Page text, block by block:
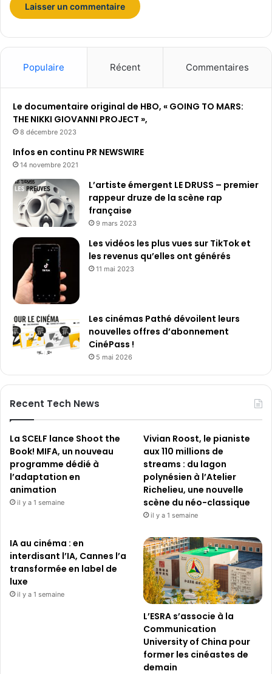
Populaire Récent Commentaires
Le documentaire original de HBO, « GOING TO MARS:
THE NIKKI GIOVANNI PROJECT »,
8 décembre 2023
Infos en continu PR NEWSWIRE
14 novembre 2021
L’artiste émergent LE DRUSS – premier
rappeur druze de la scène rap
française
9 mars 2023
Les vidéos les plus vues sur TikTok et
les revenus qu’elles ont générés
11 mai 2023
Les cinémas Pathé dévoilent leurs
nouvelles offres d’abonnement
CinéPass !
5 mai 2026
Recent Tech News
La SCELF lance Shoot the
Book! MIFA, un nouveau
programme dédié à
l’adaptation en
animation
il y a 1 semaine
Vivian Roost, le pianiste
aux 110 millions de
streams : du lagon
polynésien à l’Atelier
Richelieu, une nouvelle
scène du néo-classique
il y a 1 semaine
IA au cinéma : en
interdisant l’IA, Cannes l’a
transformée en label de
luxe
il y a 1 semaine
L’ESRA s’associe à la
Communication
University of China pour
former les cinéastes de
demain